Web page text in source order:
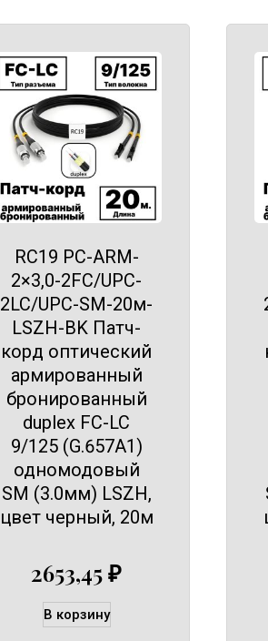
RC19 PC-ARM-
2×3,0-2FC/UPC-
2LC/UPC-SM-20м-
LSZH-BK Патч-
корд оптический
армированный
бронированный
duplex FC-LC
9/125 (G.657A1)
одномодовый
SM (3.0мм) LSZH,
цвет черный, 20м
2653,45₽
В корзину